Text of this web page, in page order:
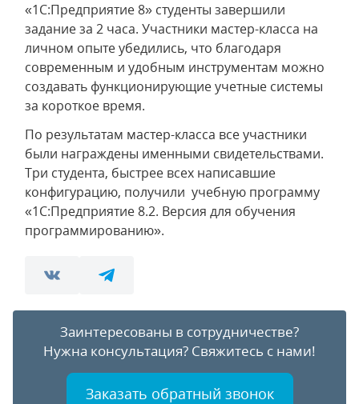
«1С:Предприятие 8» студенты завершили
задание за 2 часа. Участники мастер-класса на
личном опыте убедились, что благодаря
современным и удобным инструментам можно
создавать функционирующие учетные системы
за короткое время.
По результатам мастер-класса все участники
были награждены именными свидетельствами.
Три студента, быстрее всех написавшие
конфигурацию, получили учебную программу
«1С:Предприятие 8.2. Версия для обучения
программированию».
Заинтересованы в сотрудничестве?
Нужна консультация? Свяжитесь с нами!
Заказать обратный звонок